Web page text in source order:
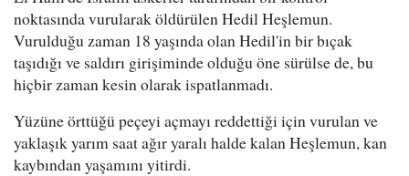
noktasında vurularak öldürülen Hedil Heşlemun.
Vurulduğu zaman 18 yaşında olan Hedil'in bir bıçak
taşıdığı ve saldırı girişiminde olduğu öne sürülse de, bu
hiçbir zaman kesin olarak ispatlanmadı.
Yüzüne örttüğü peçeyi açmayı reddettiği için vurulan ve
yaklaşık yarım saat ağır yaralı halde kalan Heşlemun, kan
kaybından yaşamını yitirdi.